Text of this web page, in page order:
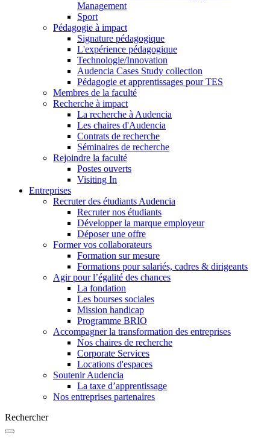
Management
Sport
Pédagogie à impact
Signature pédagogique
L'expérience pédagogique
Technologie/Innovation
Audencia Cases Study collection
Pédagogie et apprentissages pour TES
Membres de la faculté
Recherche à impact
La recherche à Audencia
Les chaires d'Audencia
Contrats de recherche
Séminaires de recherche
Rejoindre la faculté
Postes ouverts
Visiting In
Entreprises
Recruter des étudiants Audencia
Recruter nos étudiants
Développer la marque employeur
Déposer une offre
Former vos collaborateurs
Formation sur mesure
Formations pour salariés, cadres & dirigeants
Agir pour l’égalité des chances
La fondation
Les bourses sociales
Mission handicap
Programme BRIO
Accompagner la transformation des entreprises
Nos chaires de recherche
Corporate Services
Locations d'espaces
Soutenir Audencia
La taxe d’apprentissage
Nos entreprises partenaires
Rechercher